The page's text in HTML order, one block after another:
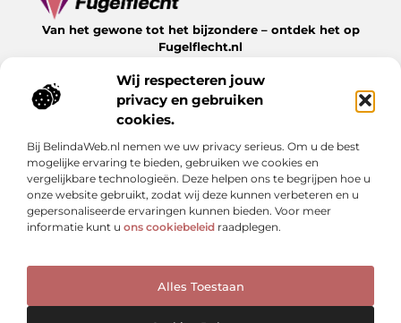
Wij respecteren jouw
privacy en gebruiken
cookies.
Bij BelindaWeb.nl nemen we uw privacy serieus. Om u de best
mogelijke ervaring te bieden, gebruiken we cookies en
vergelijkbare technologieën. Deze helpen ons te begrijpen hoe u
onze website gebruikt, zodat wij deze kunnen verbeteren en u
gepersonaliseerde ervaringen kunnen bieden. Voor meer
informatie kunt u ons cookiebeleid raadplegen.
Alles Toestaan
Van het gewone tot het bijzondere – ontdek het op
Fugelflecht.nl
leven te bieden heeft.
Bericht categorie
Onze informatie
Cookiebeleid (EU)